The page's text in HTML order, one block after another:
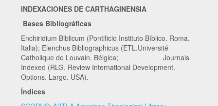
INDEXACIONES DE CARTHAGINENSIA
Bases Bibliográficas
Enchiridium Biblicum (Pontificio Instituto Bíblico. Roma.
Italia); Elenchus Bibliographicus (ETL.Université
Catholique de Louvain. Bélgica; Journals
Indexed (RLG. Review International Development.
Options. Largo. USA).
Índices